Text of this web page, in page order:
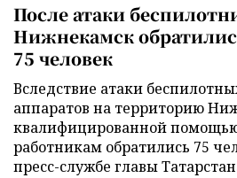
После атаки
Нижнекамск
75 человек
Вследствие атаки
аппаратов на территорию
квалифицированной
работникам обратились 75
пресс-службе главы